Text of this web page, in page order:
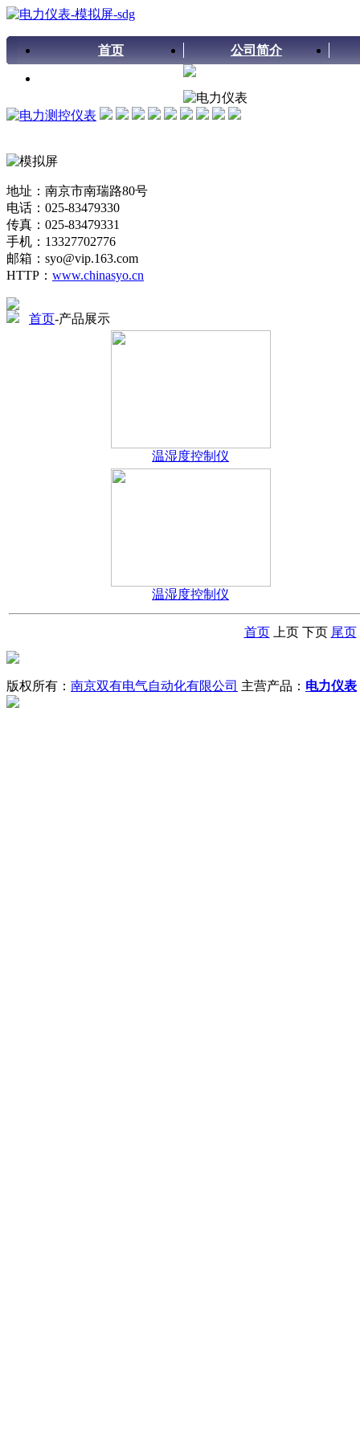
首页 公司简介
地址：南京市南瑞路80号
电话：025-83479330
传真：025-83479331
手机：13327702776
邮箱：syo@vip.163.com
HTTP： www.chinasyo.cn
首页-产品展示
温湿度控制仪
温湿度控制仪
首页 上页 下页 尾页
版权所有： 南京双有电气自动化有限公司 主营产品： 电力仪表